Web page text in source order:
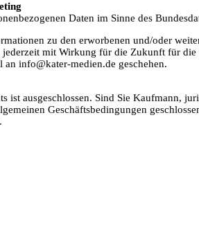
Daten im Sinne des
zu den erworbenen und/oder
mit Wirkung für die Zukunft für
info@kater-medien.de geschehen.
ausgeschlossen. Sind Sie Kaufmann,
Geschäftsbedingungen